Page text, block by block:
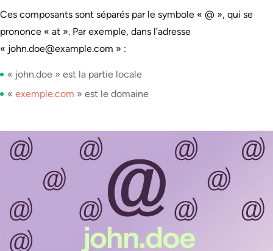
Ces composants sont séparés par le symbole « @ », qui se
prononce « at ». Par exemple, dans l’adresse
« john.doe@example.com » :
« john.doe » est la partie locale
« exemple.com » est le domaine